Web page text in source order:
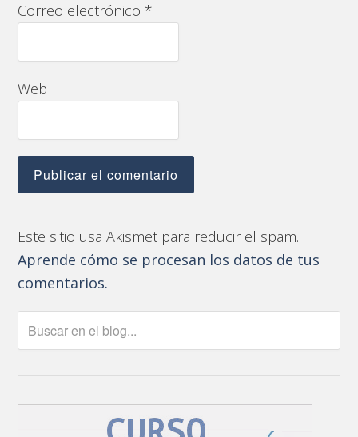
Correo electrónico*
Web
Este sitio usa Akismet para reducir el spam.
Aprende cómo se procesan los datos de tus
comentarios.